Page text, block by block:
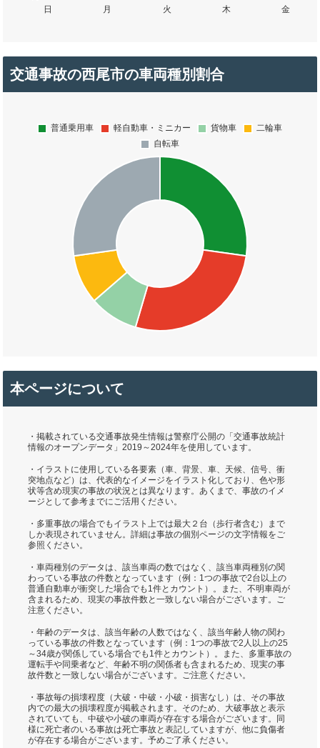
交通事故の西尾市の車両種別割合
本ページについて
・掲載されている交通事故発生情報は警察庁公開の「交通事故統計
情報のオープンデータ」2019～2024年を使用しています。
・イラストに使用している各要素（車、背景、車、天候、信号、衝
突地点など）は、代表的なイメージをイラスト化しており、色や形
状等含め現実の事故の状況とは異なります。あくまで、事故のイメ
ージとして参考までにご活用ください。
・多重事故の場合でもイラスト上では最大２台（歩行者含む）まで
しか表現されていません。詳細は事故の個別ページの文字情報をご
参照ください。
・車両種別のデータは、該当車両の数ではなく、該当車両種別の関
わっている事故の件数となっています（例：1つの事故で2台以上の
普通自動車が衝突した場合でも1件とカウント）。また、不明車両が
含まれるため、現実の事故件数と一致しない場合がございます。ご
注意ください。
・年齢のデータは、該当年齢の人数ではなく、該当年齢人物の関わ
っている事故の件数となっています（例：1つの事故で2人以上の25
～34歳が関係している場合でも1件とカウント）。また、多重事故の
運転手や同乗者など、年齢不明の関係者も含まれるため、現実の事
故件数と一致しない場合がございます。ご注意ください。
・事故毎の損壊程度（大破・中破・小破・損害なし）は、その事故
内での最大の損壊程度が掲載されます。そのため、大破事故と表示
されていても、中破や小破の車両が存在する場合がございます。同
様に死亡者のいる事故は死亡事故と表記していますが、他に負傷者
が存在する場合がございます。予めご了承ください。